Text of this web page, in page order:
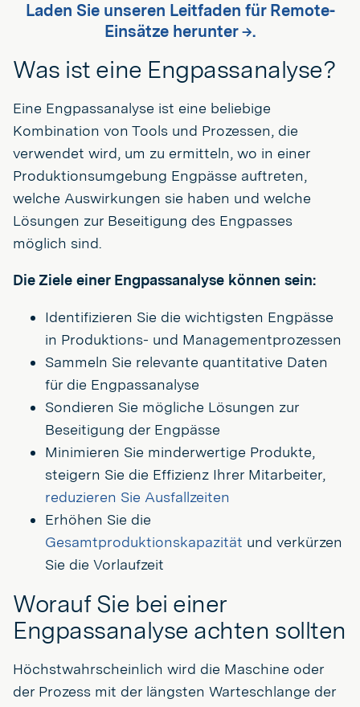
Laden Sie unseren Leitfaden für Remote-
Einsätze herunter →.
Was ist eine Engpassanalyse?
Eine Engpassanalyse ist eine beliebige
Kombination von Tools und Prozessen, die
verwendet wird, um zu ermitteln, wo in einer
Produktionsumgebung Engpässe auftreten,
welche Auswirkungen sie haben und welche
Lösungen zur Beseitigung des Engpasses
möglich sind.
Die Ziele einer Engpassanalyse können sein:
Identifizieren Sie die wichtigsten Engpässe
in Produktions- und Managementprozessen
Sammeln Sie relevante quantitative Daten
für die Engpassanalyse
Sondieren Sie mögliche Lösungen zur
Beseitigung der Engpässe
Minimieren Sie minderwertige Produkte,
steigern Sie die Effizienz Ihrer Mitarbeiter,
reduzieren Sie Ausfallzeiten
Erhöhen Sie die
Gesamtproduktionskapazität und verkürzen
Sie die Vorlaufzeit
Worauf Sie bei einer
Engpassanalyse achten sollten
Höchstwahrscheinlich wird die Maschine oder
der Prozess mit der längsten Warteschlange der